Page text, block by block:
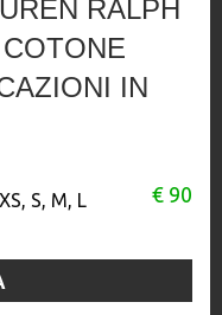
RALPH
IN
€ 90
S, M, L